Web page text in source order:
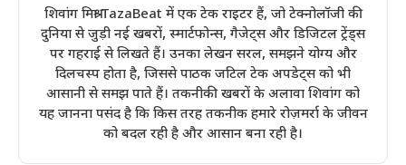
शिवांग मिश्रा TazaBeat में एक टेक राइटर हैं, जो टेक्नोलॉजी की
दुनिया से जुड़ी नई खबरों, स्मार्टफोन्स, गैजेट्स और डिजिटल ट्रेंड्स
पर गहराई से लिखते हैं। उनका लेखन सरल, समझने योग्य और
दिलचस्प होता है, जिससे पाठक जटिल टेक अपडेट्स को भी
आसानी से समझ पाते हैं। तकनीकी खबरों के अलावा शिवांग को
यह जानना पसंद है कि किस तरह तकनीक हमारे रोज़मर्रा के जीवन
को बदल रही है और आसान बना रही है।